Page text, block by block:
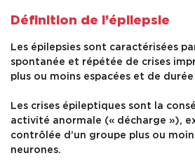
Formation
Ressources
Définition de l’épilepsie
Les épilepsies sont caractérisées
spontanée et répétée de crises
plus ou moins espacées et de
Les crises épileptiques sont la
activité anormale (« décharge »),
contrôlée d’un groupe plus ou
neurones.